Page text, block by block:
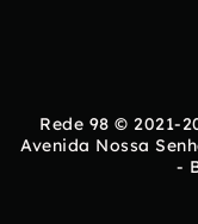
Rede 98 © 2021-
Avenida Nossa
-